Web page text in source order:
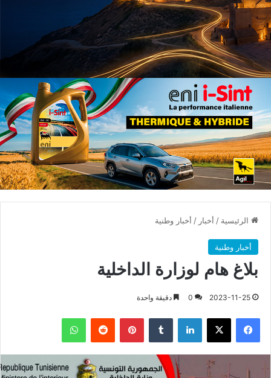
الرئيسية / أخبار / أخبار وطنية
أخبار وطنية
بلاغ هام لوزارة الداخلية
2023-11-25
0 دقيقة واحدة
فيسبوك X لينكدإن بينتيريست واتساب